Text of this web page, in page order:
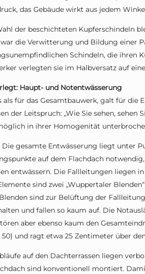
das Gebäude wirkt aus jedem
der beschichteten Kupferschindeln
die Verwitterung und Bildung einer
Schindeln, die ihren
verlegten sie im Halbversatz auf
Haupt- und Notentwässerung
als für das Gesamtbauwerk, galt für die
der Leitspruch: „Wie Sie sehen, sehen
in ihrer Homogenität
Die gesamte Entwässerung liegt unter
auf dem Flachdach
entwässern. Die Fallleitungen liegen
sind zwei „Wuppertaler
sind zur Belüftung der
und fallen so kaum auf. Die
aber ebenso kaum den
und ragt etwa 25 Zentimeter über
auf den Dachterrassen liegen
sind konventionell montiert.